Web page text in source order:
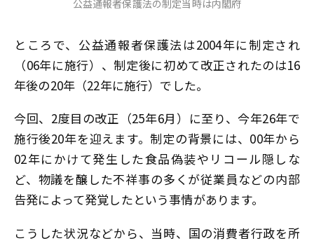
公益通報者保護法の制定当時は内閣府
ところで、公益通報者保護法は2004年に制定され
（06年に施行）、制定後に初めて改正されたのは16
年後の20年（22年に施行）でした。
今回、2度目の改正（25年6月）に至り、今年26年で
施行後20年を迎えます。制定の背景には、00年から
02年にかけて発生した食品偽装やリコール隠しな
ど、物議を醸した不祥事の多くが従業員などの内部
告発によって発覚したという事情があります。
こうした状況などから、当時、国の消費者行政を所